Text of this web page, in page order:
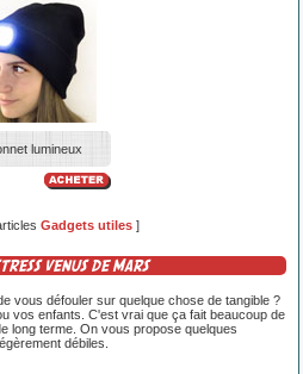
lumineux
Gadgets utiles ]
VENUS DE MARS
vous défouler sur quelque chose de tangible ?
vos enfants. C'est vrai que ça fait beaucoup de
long terme. On vous propose quelques
débiles.